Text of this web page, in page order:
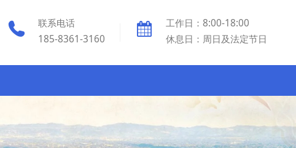
联系电话
185-8361-3160
工作日：8:00-18:00
休息日：周日及法定节日